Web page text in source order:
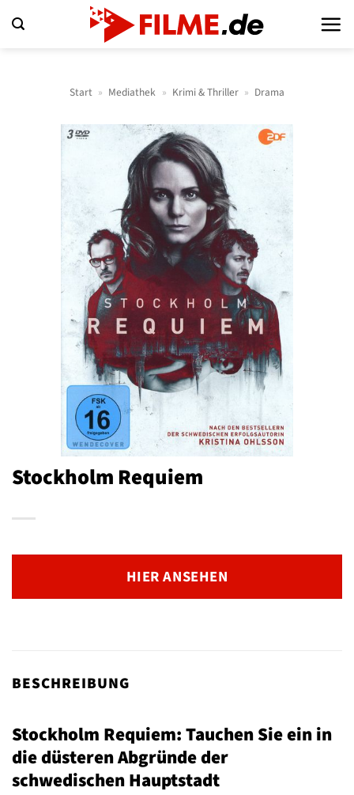
Inhalt
Start » Mediathek » Krimi & Thriller » Drama
Stockholm Requiem
HIER ANSEHEN
BESCHREIBUNG
Stockholm Requiem: Tauchen Sie ein in
die düsteren Abgründe der
schwedischen Hauptstadt